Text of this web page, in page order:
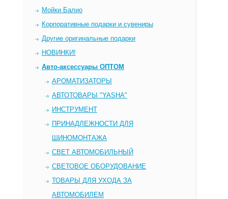
Мойки Балио
Корпоративные подарки и сувениры
Другие оригинальные подарки
НОВИНКИ!
Авто-аксессуары ОПТОМ
AРОМАТИЗАТОРЫ
АВТОТОВАРЫ "YASHA"
ИНСТРУМЕНТ
ПРИНАДЛЕЖНОСТИ ДЛЯ
ШИНОМОНТАЖА
СВЕТ АВТОМОБИЛЬНЫЙ
СВЕТОВОЕ ОБОРУДОВАНИЕ
ТОВАРЫ ДЛЯ УХОДА ЗА
АВТОМОБИЛЕМ